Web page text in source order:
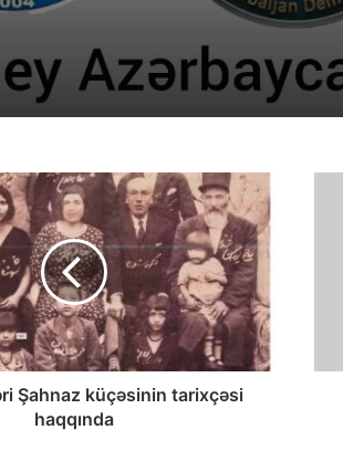
Şahnaz küçəsinin tarixçəsi
haqqında